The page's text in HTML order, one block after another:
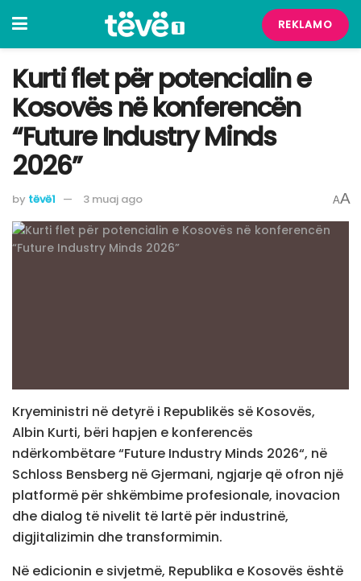
REKLAMO
Kurti flet për potencialin e
Kosovës në konferencën
“Future Industry Minds
2026”
by tëvë1 3 muaj ago AA
Kryeministri në detyrë i Republikës së Kosovës,
Albin Kurti, bëri hapjen e konferencës
ndërkombëtare “Future Industry Minds 2026“, në
Schloss Bensberg në Gjermani, ngjarje që ofron një
platformë për shkëmbime profesionale, inovacion
dhe dialog të nivelit të lartë për industrinë,
digjitalizimin dhe transformimin.
Në edicionin e sivjetmë, Republika e Kosovës është